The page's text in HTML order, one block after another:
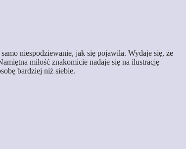
niespodziewanie, jak się pojawiła. Wydaje się, że
miłość znakomicie nadaje się na ilustrację
bardziej niż siebie.